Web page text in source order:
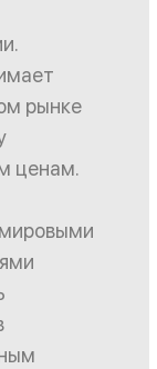
рынке
ценам.